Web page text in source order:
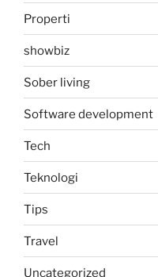
Properti
showbiz
Sober living
Software development
Tech
Teknologi
Tips
Travel
Uncategorized